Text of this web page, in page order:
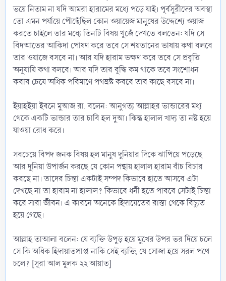
ভয়ে নিতাম না যদি আমরা হারামের মধ্যে পড়ে যাই। পূর্বসুরীদের অবস্থা
তো এমন পর্যায়ে পৌছেঁছিল কোন ওয়ায়েজ মানুষের উদ্দেশ্যে ওয়াজ
করতে চাইলে তার মধ্যে তিনটি বিষয় খুজেঁ দেখতে বলতেন: যদি সে
বিদআতের আকিদা পোষণ করে তবে সে শয়তানের ভাষায় কথা বলবে
তার ওয়াজে বসবে না। আর যদি হারাম ভক্ষণ করে তবে সে প্রবৃত্তি
অনুযায়ি কথা বলবে। আর যদি তার বুদ্ধি কম থাকে তবে সংশোধন
করার চেয়ে অধিক পরিমাণে পথভ্রষ্ট করবে তার কাছে বসবে না।
ইয়াহইয়া ইবনে মুআজ রা. বলেন: আনুগত্য আল্লাহর ভান্ডারের মধ্য
থেকে একটি ভান্ডার তার চাবি হল দুআ। কিন্তু হালাল খাদ্য তা নষ্ট হয়ে
যাওয়া রোধ করে।
সবচেয়ে বিপদ জনক বিষয় হল মানুষ দুনিয়ার দিকে ঝাপিয়ে পড়েছে
আর দুনিয়া উপার্জন করছে যে কোন পন্থায় হালাল হারাম বাঁচ বিচার
করছে না। তাদের চিন্তা একটাই সম্পদ কিভাবে হাতে আসবে এটা
দেখছে না তা হারাম না হালাল? কিভাবে ধনী হতে পারবে সেটাই চিন্তা
করে সারা জীবন। এ কারনে অনেকে হিদায়েতের রাস্তা থেকে বিচ্যুত
হয়ে গেছে।
আল্লাহ তাআলা বলেন: যে ব্যক্তি উপুড় হয়ে মুখের উপর ভর দিয়ে চলে
সে কি অধিক হিদায়াতপ্রাপ্ত নাকি সেই ব্যক্তি, যে সোজা হয়ে সরল পথে
চলে? [সূরা আল মুলক ২২ আয়াত]